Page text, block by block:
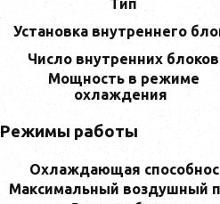
Тип
Установка внутреннего
Число внутренних блоков
Мощность в режиме
охлаждения
Режимы работы
Охлаждающая
Максимальный воздушный